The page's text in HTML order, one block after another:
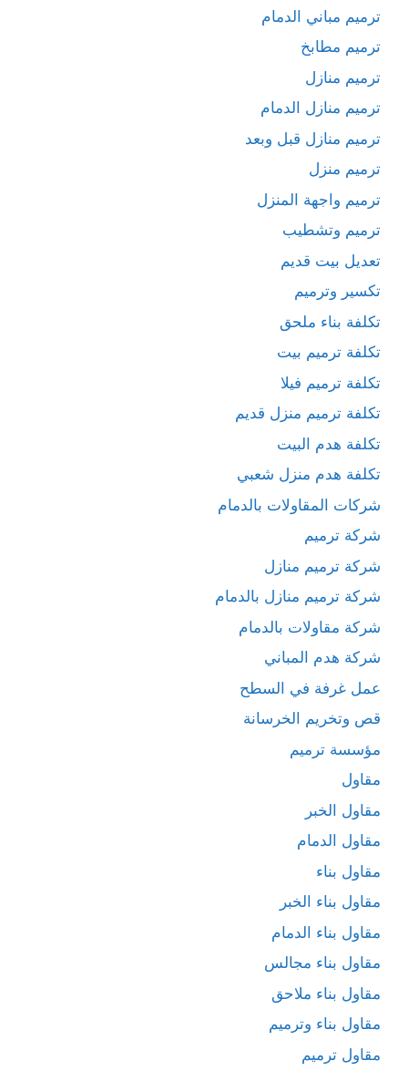
ترميم مباني الدمام
ترميم مطابخ
ترميم منازل
ترميم منازل الدمام
ترميم منازل قبل وبعد
ترميم منزل
ترميم واجهة المنزل
ترميم وتشطيب
تعديل بيت قديم
تكسير وترميم
تكلفة بناء ملحق
تكلفة ترميم بيت
تكلفة ترميم فيلا
تكلفة ترميم منزل قديم
تكلفة هدم البيت
تكلفة هدم منزل شعبي
شركات المقاولات بالدمام
شركة ترميم
شركة ترميم منازل
شركة ترميم منازل بالدمام
شركة مقاولات بالدمام
شركة هدم المباني
عمل غرفة في السطح
قص وتخريم الخرسانة
مؤسسة ترميم
مقاول
مقاول الخبر
مقاول الدمام
مقاول بناء
مقاول بناء الخبر
مقاول بناء الدمام
مقاول بناء مجالس
مقاول بناء ملاحق
مقاول بناء وترميم
مقاول ترميم